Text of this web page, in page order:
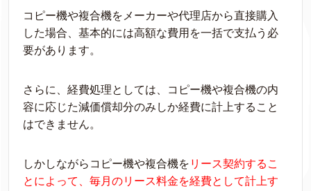
コピー機や複合機をメーカーや代理店から直接購入
した場合、基本的には高額な費用を一括で支払う必
要があります。
さらに、経費処理としては、コピー機や複合機の内
容に応じた減価償却分のみしか経費に計上すること
はできません。
しかしながらコピー機や複合機を リース契約するこ
とによって、毎月のリース料金を経費として計上す